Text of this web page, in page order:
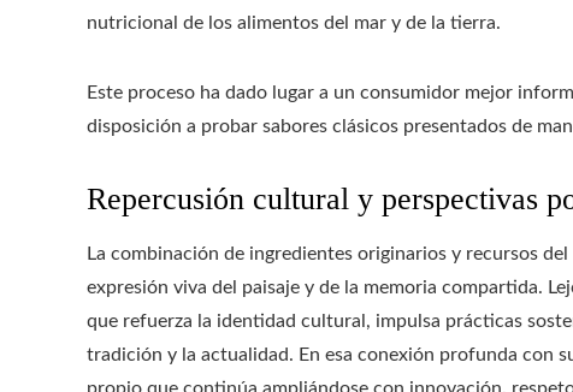
nutricional de los alimentos del mar y de la tierra.
Este proceso ha dado lugar a un consumidor mejor
disposición a probar sabores clásicos presentados de
Repercusión cultural y perspectivas
La combinación de ingredientes originarios y recursos
expresión viva del paisaje y de la memoria compartida.
que refuerza la identidad cultural, impulsa prácticas
tradición y la actualidad. En esa conexión profunda con